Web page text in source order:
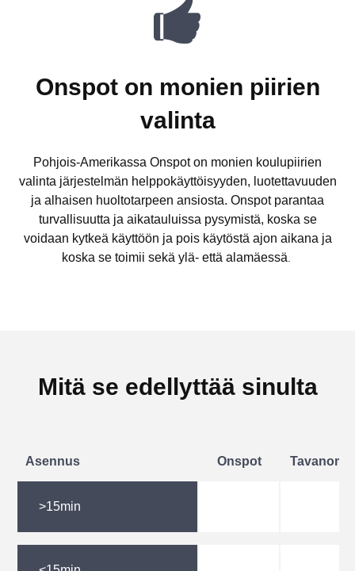
Onspot on monien piirien
valinta
Pohjois-Amerikassa Onspot on monien koulupiirien
valinta järjestelmän helppokäyttöisyyden, luotettavuuden
ja alhaisen huoltotarpeen ansiosta. Onspot parantaa
turvallisuutta ja aikatauluissa pysymistä, koska se
voidaan kytkeä käyttöön ja pois käytöstä ajon aikana ja
koska se toimii sekä ylä- että alamäessä
Mitä se edellyttää sinulta
Asennus Onspot
>15min